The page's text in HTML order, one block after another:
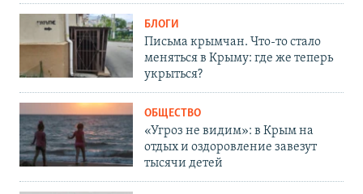
БЛОГИ
Письма крымчан. Что-то стало
меняться в Крыму: где же теперь
укрыться?
ОБЩЕСТВО
«Угроз не видим»: в Крым на
отдых и оздоровление завезут
тысячи детей